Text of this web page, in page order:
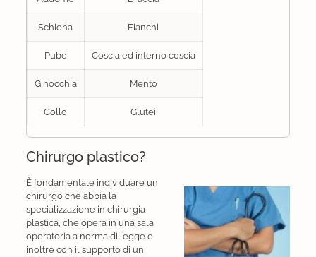
Schiena Fianchi
Pube Coscia ed interno coscia
Ginocchia Mento
Collo Glutei
Chirurgo plastico?
È fondamentale individuare un
chirurgo che abbia la
specializzazione in chirurgia
plastica, che opera in una sala
operatoria a norma di legge e
inoltre con il supporto di un